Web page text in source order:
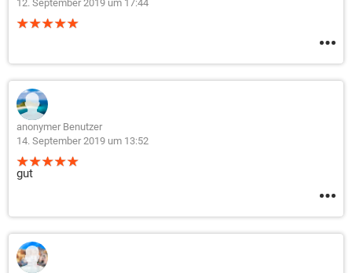
12. September 2019 um 17:44
anonymer Benutzer
14. September 2019 um 13:52
gut